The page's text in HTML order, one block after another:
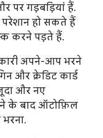
पर गड़बड़ियां हैं.
हो सकते हैं
करने पड़ते हैं.
अपने-आप भरने
और क्रेडिट कार्ड
और नए
के बाद ऑटोफ़िल